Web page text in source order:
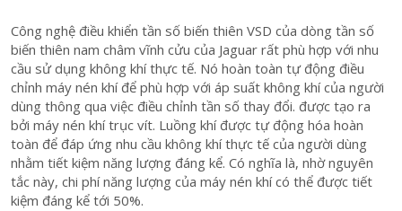
Công nghệ điều khiển tần số biến thiên VSD của dòng tần số
biến thiên nam châm vĩnh cửu của Jaguar rất phù hợp với nhu
cầu sử dụng không khí thực tế. Nó hoàn toàn tự động điều
chỉnh máy nén khí để phù hợp với áp suất không khí của người
dùng thông qua việc điều chỉnh tần số thay đổi. được tạo ra
bởi máy nén khí trục vít. Luồng khí được tự động hóa hoàn
toàn để đáp ứng nhu cầu không khí thực tế của người dùng
nhằm tiết kiệm năng lượng đáng kể. Có nghĩa là, nhờ nguyên
tắc này, chi phí năng lượng của máy nén khí có thể được tiết
kiệm đáng kể tới 50%.